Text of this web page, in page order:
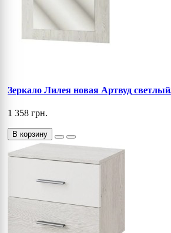
Зеркало Лилея новая Артвуд
1 358 грн.
В корзину